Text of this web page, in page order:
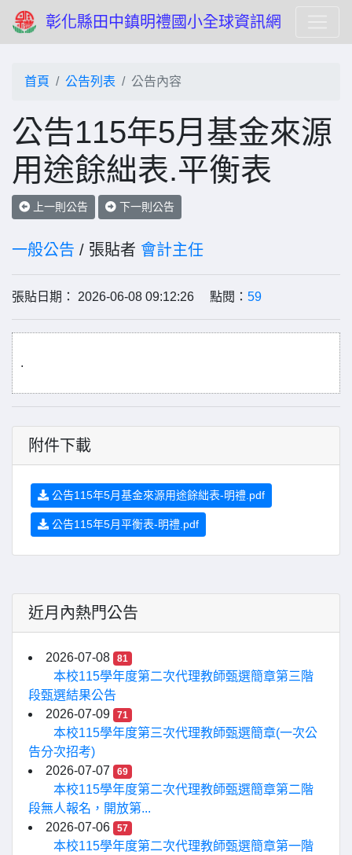
彰化縣田中鎮明禮國小全球資訊網
首頁 公告列表 公告內容
公告115年5月基金來源
用途餘絀表.平衡表
上一則公告 下一則公告
一般公告 / 張貼者 會計主任
張貼日期： 2026-06-08 09:12:26 點閱： 59
.
附件下載
公告115年5月基金來源用途餘絀表-明禮.pdf
公告115年5月平衡表-明禮.pdf
近月內熱門公告
2026-07-08 81
本校115學年度第二次代理教師甄選簡章第三階
段甄選結果公告
2026-07-09
71
本校115學年度第三次代理教師甄選簡章(一次公
告分次招考)
2026-07-07
69
本校115學年度第二次代理教師甄選簡章第二階
段無人報名，開放第...
2026-07-06
57
本校115學年度第二次代理教師甄選簡章第一階